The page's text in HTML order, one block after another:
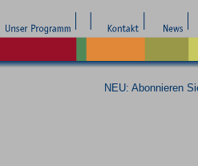
NEU: Abonnieren